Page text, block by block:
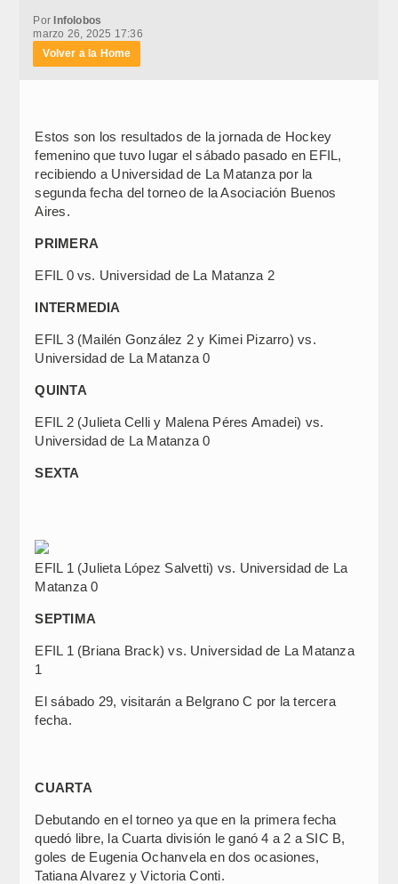
Por Infolobos
marzo 26, 2025 17:36
Volver a la Home
Estos son los resultados de la jornada de Hockey
femenino que tuvo lugar el sábado pasado en EFIL,
recibiendo a Universidad de La Matanza por la
segunda fecha del torneo de la Asociación Buenos
Aires.
PRIMERA
EFIL 0 vs. Universidad de La Matanza 2
INTERMEDIA
EFIL 3 (Mailén González 2 y Kimei Pizarro) vs.
Universidad de La Matanza 0
QUINTA
EFIL 2 (Julieta Celli y Malena Péres Amadei) vs.
Universidad de La Matanza 0
SEXTA
EFIL 1 (Julieta López Salvetti) vs. Universidad de La
Matanza 0
SEPTIMA
EFIL 1 (Briana Brack) vs. Universidad de La Matanza
1
El sábado 29, visitarán a Belgrano C por la tercera
fecha.
CUARTA
Debutando en el torneo ya que en la primera fecha
quedó libre, la Cuarta división le ganó 4 a 2 a SIC B,
goles de Eugenia Ochanvela en dos ocasiones,
Tatiana Alvarez y Victoria Conti.